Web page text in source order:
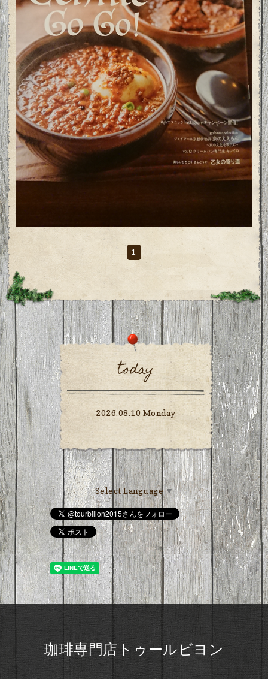
1
today
2026.08.10 Monday
Select Language▼
珈琲専門店トゥールビヨン